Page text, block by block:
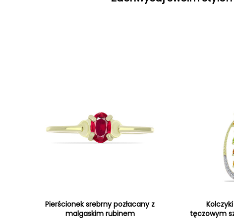
Pierścionek srebrny pozłacany z
malgaskim rubinem
tęczowym